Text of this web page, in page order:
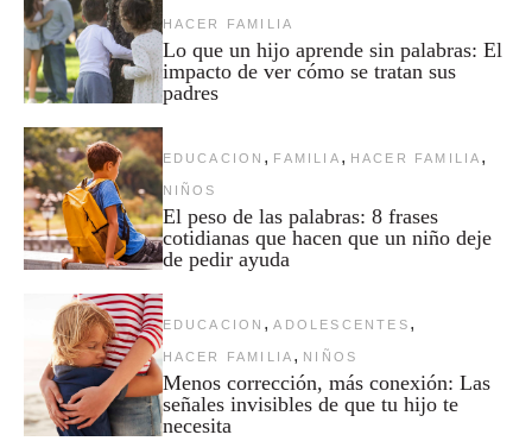
HACER FAMILIA
Lo que un hijo aprende sin palabras: El
impacto de ver cómo se tratan sus
padres
EDUCACION , FAMILIA , HACER FAMILIA ,
NIÑOS
El peso de las palabras: 8 frases
cotidianas que hacen que un niño deje
de pedir ayuda
EDUCACION , ADOLESCENTES ,
HACER FAMILIA , NIÑOS
Menos corrección, más conexión: Las
señales invisibles de que tu hijo te
necesita